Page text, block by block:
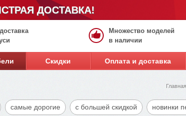
ДОСТАВКА!
Множество моделей
в наличии
Скидки Оплата и доставка
Главная
самые дорогие с большей скидкой новинки